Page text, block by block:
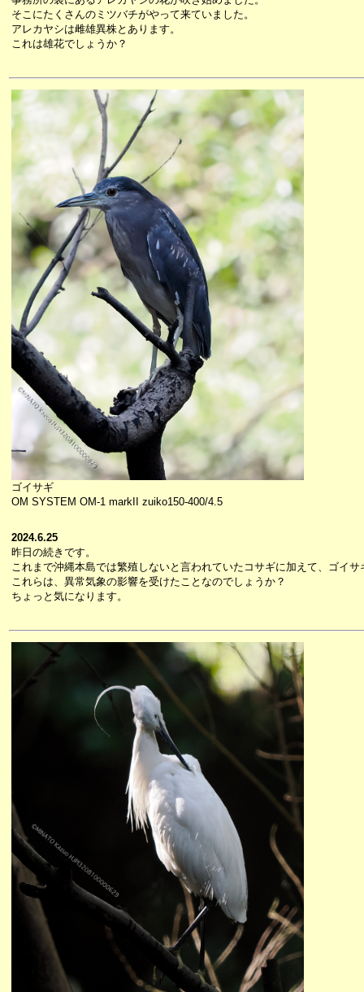
そこにたくさんのミツバチがやって来ていました。
アレカヤシは雌雄異株とあります。
これは雄花でしょうか？
ゴイサギ
OM SYSTEM OM-1 markII zuiko150-400/4.5
2024.6.25
昨日の続きです。
これまで沖縄本島では繁殖しないと言われていたコサギに加えて、ゴイ
これらは、異常気象の影響を受けたことなのでしょうか？
ちょっと気になります。